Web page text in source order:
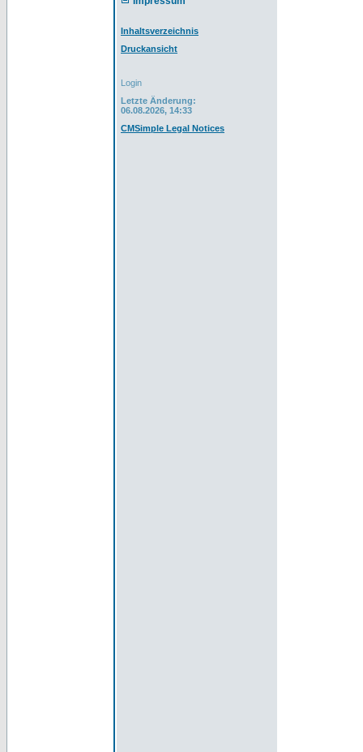
Inhaltsverzeichnis
Druckansicht
Login
Letzte Änderung:
06.08.2026, 14:33
CMSimple Legal Notices